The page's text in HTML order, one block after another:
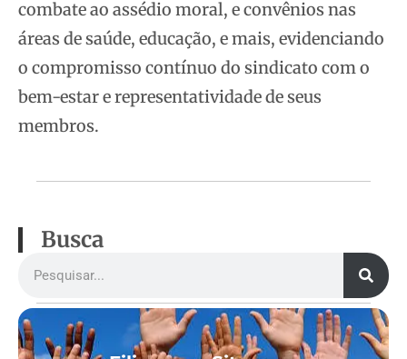
combate ao assédio moral, e convênios nas
áreas de saúde, educação, e mais, evidenciando
o compromisso contínuo do sindicato com o
bem-estar e representatividade de seus
membros.
Busca